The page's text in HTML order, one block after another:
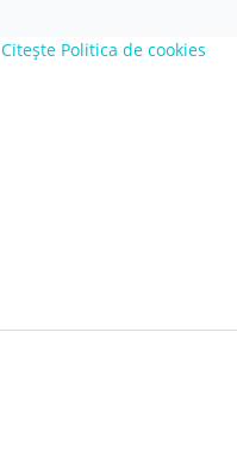
Citește Politica de cookies